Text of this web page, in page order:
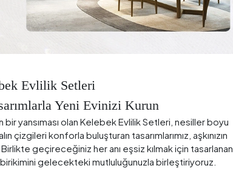
Evlilik Setleri
Yeni Evinizi Kurun
bir yansıması olan Kelebek Evlilik Setleri, nesiller boyu
çizgileri konforla buluşturan tasarımlarımız, aşkınızın
geçireceğiniz her anı eşsiz kılmak için tasarlanan
gelecekteki mutluluğunuzla birleştiriyoruz.